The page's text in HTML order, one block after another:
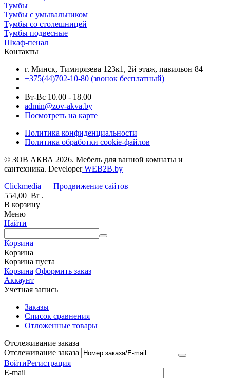
Тумбы
Тумбы с умывальником
Тумбы со столешницей
Тумбы подвесные
Шкаф-пенал
Контакты
г. Минск, Тимирязева 123к1, 2й этаж, павильон 84
+375(44)702-10-80 (звонок бесплатный)
Вт-Вс 10.00 - 18.00
admin@zov-akva.by
Посмотреть на карте
Политика конфиденциальности
Политика обработки cookie-файлов
© ЗОВ АКВА 2026. Мебель для ванной комнаты и
сантехника. DeveloperWEB2B.by
Clickmedia — Продвижение сайтов
554,00 Br .
В корзину
Меню
Найти
Корзина
Корзина
Корзина пуста
Корзина Оформить заказ
Аккаунт
Учетная запись
Заказы
Список сравнения
Отложенные товары
Отслеживание заказа
Отслеживание заказа
ВойтиРегистрация
E-mail